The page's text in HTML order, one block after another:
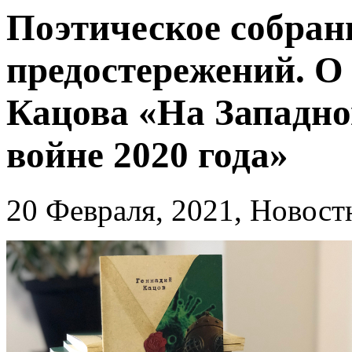
Поэтическое
предостережений.
Кацова «На
войне 2020 года»
20 Февраля, 2021,